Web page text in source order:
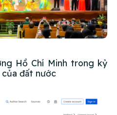
Hồ Chí Minh trong kỷ
đất nước